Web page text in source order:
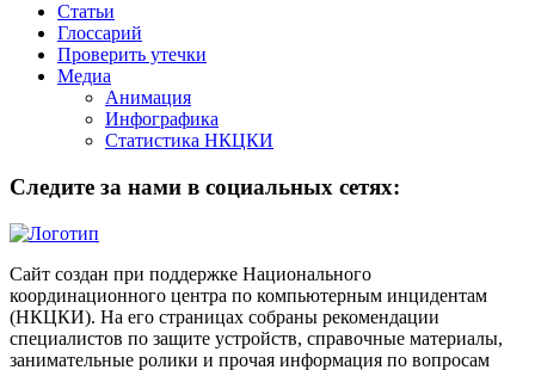
Статьи
Глоссарий
Проверить утечки
Медиа
Анимация
Инфографика
Статистика НКЦКИ
Следите за нами в социальных сетях:
Сайт создан при поддержке Национального
координационного центра по компьютерным инцидентам
(НКЦКИ). На его страницах собраны рекомендации
специалистов по защите устройств, справочные материалы,
занимательные ролики и прочая информация по вопросам